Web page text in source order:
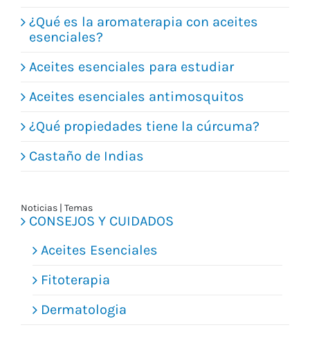
Alimentación
Herbolario
¿Qué es la aromaterapia con aceites
esenciales?
Aceites esenciales para estudiar
Aceites esenciales antimosquitos
¿Qué propiedades tiene la cúrcuma?
Castaño de Indias
Noticias | Temas
CONSEJOS Y CUIDADOS
Aceites Esenciales
Fitoterapia
Dermatologia